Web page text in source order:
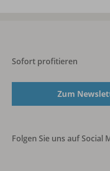
Sofort profitieren
Zum
Folgen Sie uns auf Social